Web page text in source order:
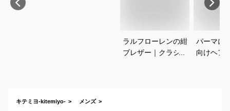
ラルフローレンの紺
ブレザー｜クラシッ
パーマに
向けヘア
キテミヨ-kitemiyo- メンズ